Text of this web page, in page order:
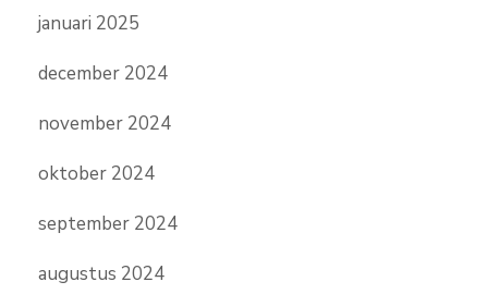
januari 2025
december 2024
november 2024
oktober 2024
september 2024
augustus 2024